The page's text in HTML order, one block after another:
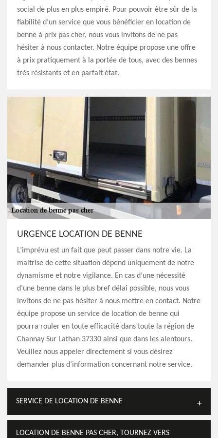
social de plus en plus empiré. Pour pouvoir être sûr de la
fiabilité d’un service que vous bénéficier en location de
benne à prix pas cher, nous vous invitons de ne pas
hésiter à nous contacter. Notre équipe propose une offre
à prix pratiquement à la portée de tous, avec des bennes
très résistants et en parfait état.
URGENCE LOCATION DE BENNE
L’imprévu est un fait que peut passer dans notre vie. La
maitrise de cette situation dépend uniquement de notre
dynamisme et notre vigilance. En cas d’une nécessité
d’une benne dans le plus bref délai possible, nous vous
invitons de ne pas hésiter à nous mettre en contact. Notre
équipe propose un service de location de benne qui
pourra rouler en toute efficacité dans toute la région de
Channay Sur Lathan 37330 ainsi que dans les alentours.
Veuillez nous appeler directement si vous désirez
demander plus d’information concernant notre service.
SERVICE DE LOCATION DE BENNE
LOCATION DE BENNE PAS CHER, TOURNEZ VERS